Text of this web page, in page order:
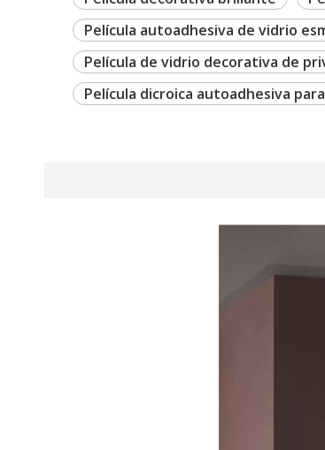
Película autoadhesiva de vidrio
Película de vidrio decorativa de
Película dicroica autoadhesiva